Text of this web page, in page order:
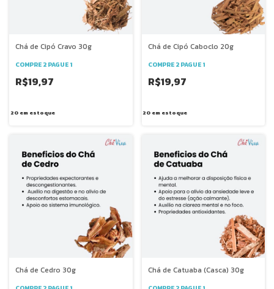
Chá de Cipó Cravo 30g
COMPRE 2 PAGUE 1
R$19,97
20em estoque
Chá de Cipó Caboclo 20g
COMPRE 2 PAGUE 1
R$19,97
20 em estoque
Chá de Cedro 30g Chá de Catuaba (Casca) 30g